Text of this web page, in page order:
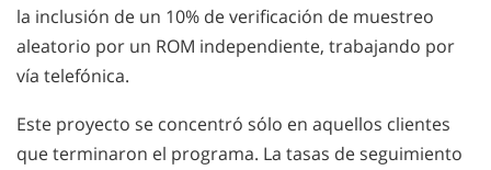
la inclusión de un 10% de verificación de muestreo
aleatorio por un ROM independiente, trabajando por
vía telefónica.
Este proyecto se concentró sólo en aquellos clientes
que terminaron el programa. La tasas de seguimiento